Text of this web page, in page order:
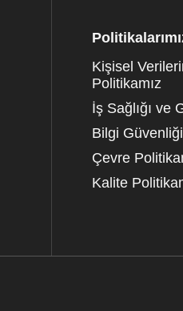
Kişisel
Politikamız
İş Sağlığı ve
Bilgi
Çevre
Kalite